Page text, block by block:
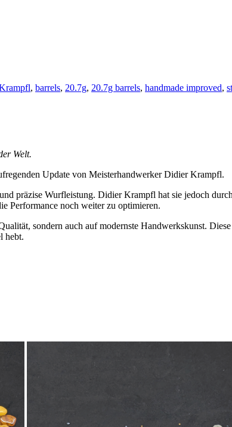
, barrels, 20.7g, 20.7g barrels, handmade improved,
Welt.
Update von Meisterhandwerker Didier Krampfl.
präzise Wurfleistung. Didier Krampfl hat sie jedoch
Performance noch weiter zu optimieren.
sondern auch auf modernste Handwerkskunst.
hebt.